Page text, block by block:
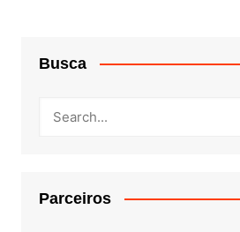
Busca
Parceiros